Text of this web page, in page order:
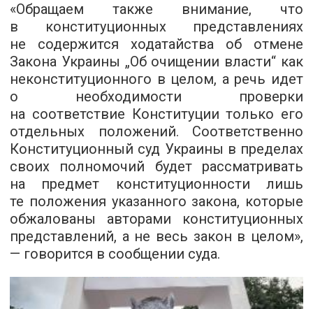
«Обращаем также внимание, что
в конституционных представлениях
не содержится ходатайства об отмене
Закона Украины „Об очищении власти“ как
неконституционного в целом, а речь идет
о необходимости проверки
на соответствие Конституции только его
отдельных положений. Соответственно
Конституционный суд Украины в пределах
своих полномочий будет рассматривать
на предмет конституционности лишь
те положения указанного закона, которые
обжалованы авторами конституционных
представлений, а не весь закон в целом»,
— говорится в сообщении суда.